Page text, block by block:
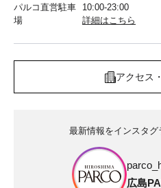
パルコ直営駐車
場
10:00-23:00
詳細はこちら
アクセス
最新情報をインスタグ
広島